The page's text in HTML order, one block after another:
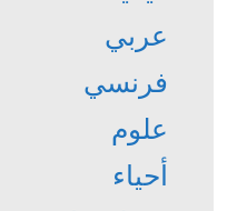
عربي
فرنسي
علوم
أحياء